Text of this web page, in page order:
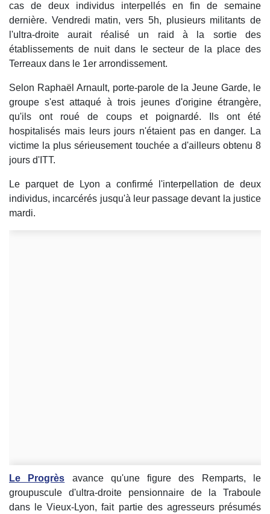
cas de deux individus interpellés en fin de semaine
dernière. Vendredi matin, vers 5h, plusieurs militants de
l'ultra-droite aurait réalisé un raid à la sortie des
établissements de nuit dans le secteur de la place des
Terreaux dans le 1er arrondissement.
Selon Raphaël Arnault, porte-parole de la Jeune Garde, le
groupe s'est attaqué à trois jeunes d'origine étrangère,
qu'ils ont roué de coups et poignardé. Ils ont été
hospitalisés mais leurs jours n'étaient pas en danger. La
victime la plus sérieusement touchée a d'ailleurs obtenu 8
jours d'ITT.
Le parquet de Lyon a confirmé l'interpellation de deux
individus, incarcérés jusqu'à leur passage devant la justice
mardi.
Le Progrès avance qu'une figure des Remparts, le
groupuscule d'ultra-droite pensionnaire de la Traboule
dans le Vieux-Lyon, fait partie des agresseurs présumés